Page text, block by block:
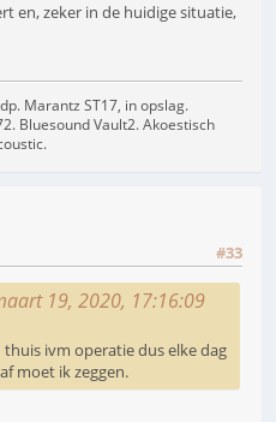
en, zeker in de huidige situatie,
Marantz ST17, in opslag.
Bluesound Vault2. Akoestisch
#33
19, 2020, 17:16:09
ivm operatie dus elke dag
moet ik zeggen.